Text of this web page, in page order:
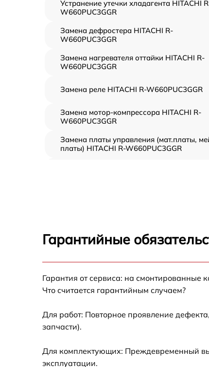
Устранение утечки хладагента HITACHI
W660PUC3GGR
Замена дефростера HITACHI R-
W660PUC3GGR
Замена нагревателя оттайки HITACHI R-
W660PUC3GGR
Замена реле HITACHI R-W660PUC3GGR
Замена мотор-компрессора HITACHI R-
W660PUC3GGR
Замена платы управления (мат.платы,
платы) HITACHI R-W660PUC3GGR
Замена электросхемы HITACHI R-
W660PUC3GGR
W660PUC3GGR
Устранение засора трубопровода
Ремонт датчика морозильного отделения
Гарантийные
Гарантия от сервиса: на
Что считается гарантийным случаем?
Для работ: Повторное проявление
запчасти).
Для комплектующих: Преждевременный
эксплуатации.